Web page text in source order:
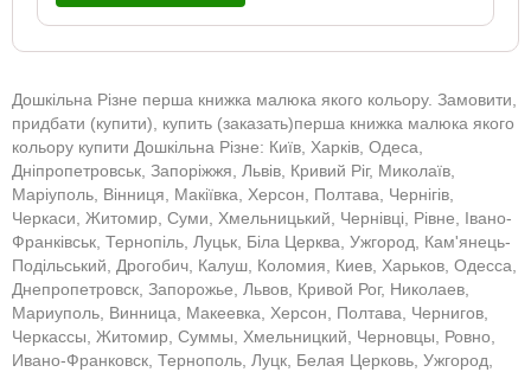
Дошкільна Різне перша книжка малюка якого кольору. Замовити,
придбати (купити), купить (заказать)перша книжка малюка якого
кольору купити Дошкільна Різне: Київ, Харків, Одеса,
Дніпропетровськ, Запоріжжя, Львів, Кривий Ріг, Миколаїв,
Маріуполь, Вінниця, Макіївка, Херсон, Полтава, Чернігів,
Черкаси, Житомир, Суми, Хмельницький, Чернівці, Рівне, Івано-
Франківськ, Тернопіль, Луцьк, Біла Церква, Ужгород, Кам'янець-
Подільський, Дрогобич, Калуш, Коломия, Киев, Харьков, Одесса,
Днепропетровск, Запорожье, Львов, Кривой Рог, Николаев,
Мариуполь, Винница, Макеевка, Херсон, Полтава, Чернигов,
Черкассы, Житомир, Суммы, Хмельницкий, Черновцы, Ровно,
Ивано-Франковск, Тернополь, Луцк, Белая Церковь, Ужгород,